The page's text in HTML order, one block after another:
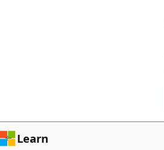
Learn